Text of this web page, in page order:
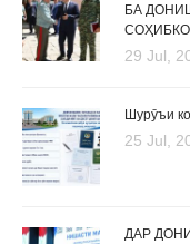
БА
29 Jul,
Шурӯъи
25 Jul,
ДАР